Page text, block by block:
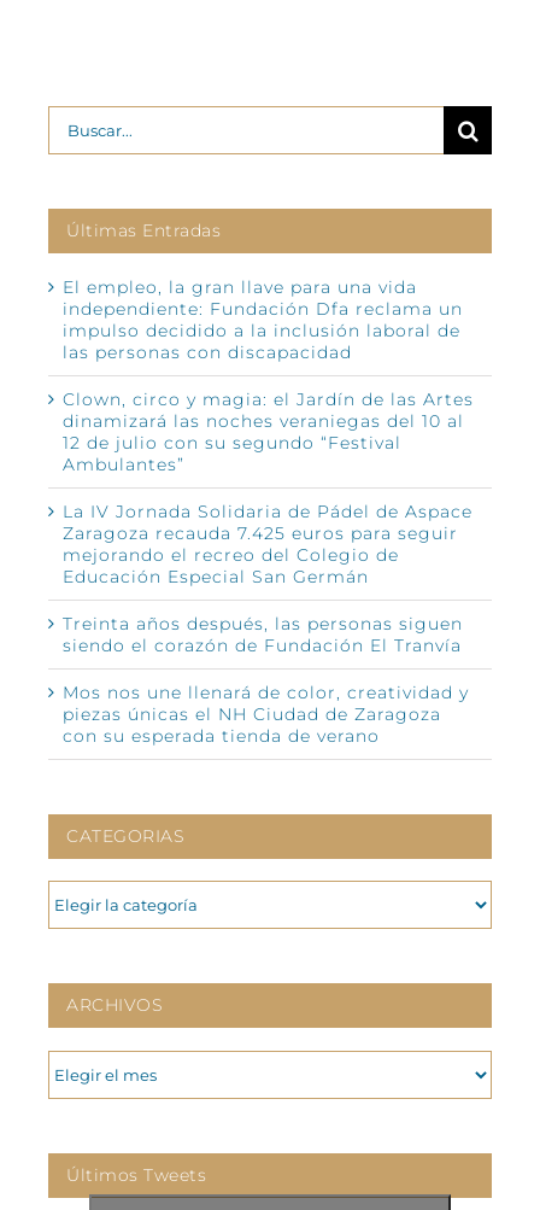
Buscar:
Últimas Entradas
El empleo, la gran llave para una vida
independiente: Fundación Dfa reclama un
impulso decidido a la inclusión laboral de
las personas con discapacidad
Clown, circo y magia: el Jardín de las Artes
dinamizará las noches veraniegas del 10 al
12 de julio con su segundo “Festival
Ambulantes”
La IV Jornada Solidaria de Pádel de Aspace
Zaragoza recauda 7.425 euros para seguir
mejorando el recreo del Colegio de
Educación Especial San Germán
Treinta años después, las personas siguen
siendo el corazón de Fundación El Tranvía
Mos nos une llenará de color, creatividad y
piezas únicas el NH Ciudad de Zaragoza
con su esperada tienda de verano
CATEGORIAS
CATEGORIAS
ARCHIVOS
ARCHIVOS
Últimos Tweets